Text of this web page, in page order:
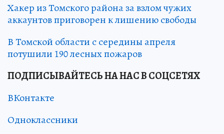
Хакер из Томского района за взлом чужих
аккаунтов приговорен к лишению свободы
В Томской области с середины апреля
потушили 190 лесных пожаров
ПОДПИСЫВАЙТЕСЬ НА НАС В СОЦСЕТЯХ
ВКонтакте
Одноклассники